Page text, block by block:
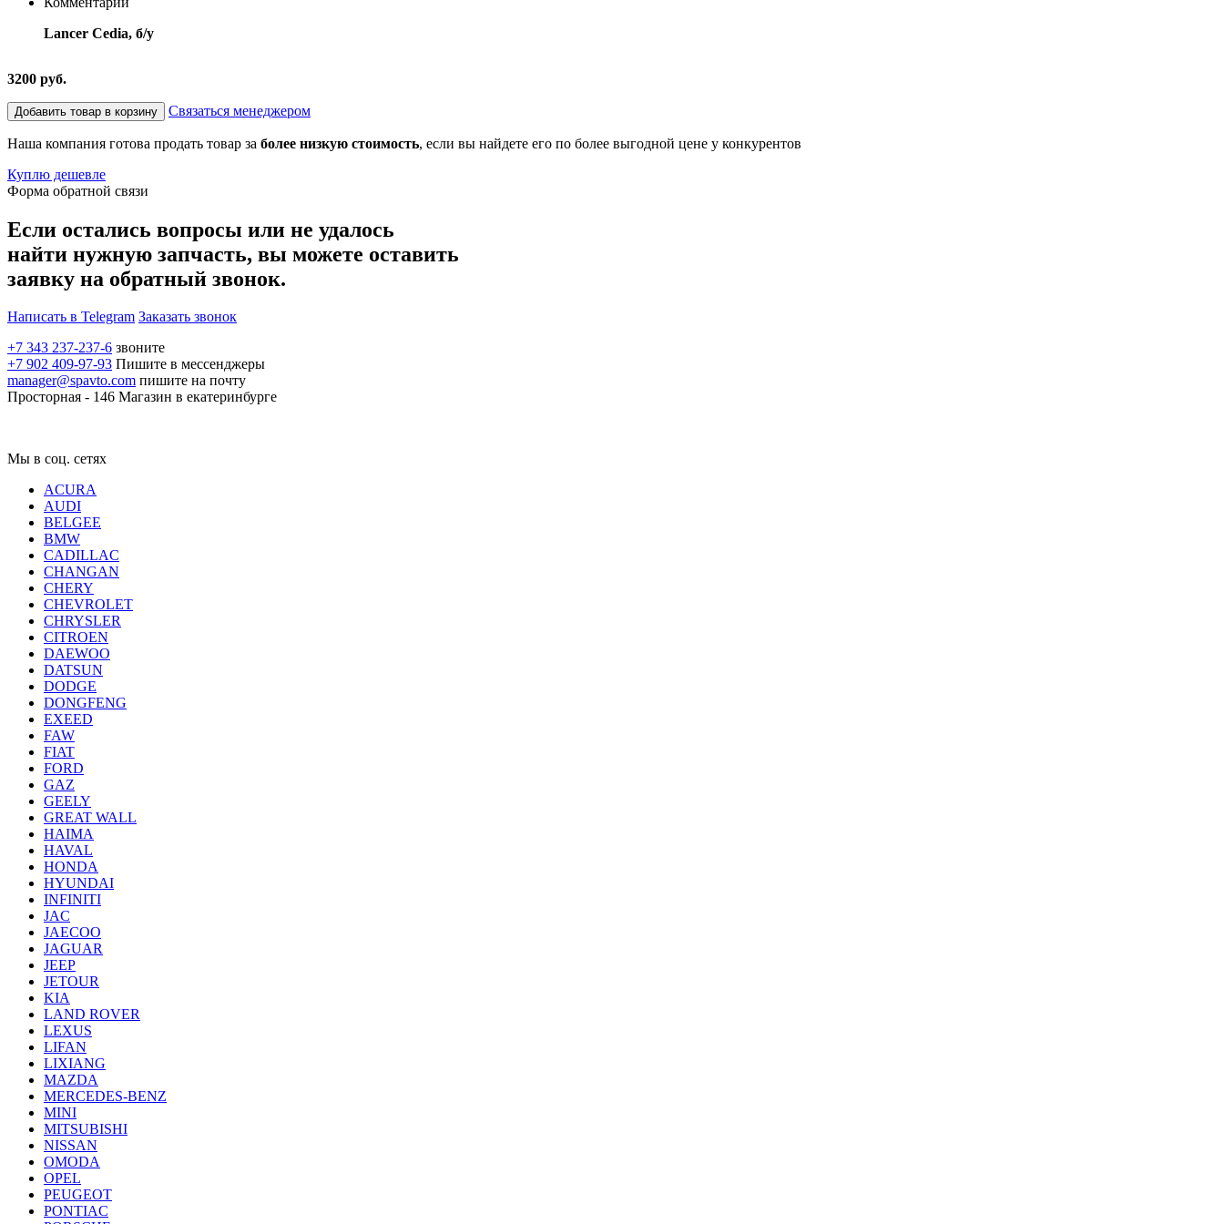
Lancer Cedia, б/у
3200 руб.
Добавить товар в корзину Связаться менеджером
Наша компания готова продать товар за более низкую стоимость, если вы найдете его по более выгодной цене у конкурентов
Куплю дешевле
Форма обратной связи
Если остались вопросы или не удалось
найти нужную запчасть, вы можете оставить
заявку на обратный звонок.
Написать в Telegram Заказать звонок
+7 343 237-237-6 звоните
+7 902 409-97-93 Пишите в мессенджеры
manager@spavto.com пишите на почту
Просторная - 146 Магазин в екатеринбурге
Мы в соц. сетях
ACURA
AUDI
BELGEE
BMW
CADILLAC
CHANGAN
CHERY
CHEVROLET
CHRYSLER
CITROEN
DAEWOO
DATSUN
DODGE
DONGFENG
EXEED
FAW
FIAT
FORD
GAZ
GEELY
GREAT WALL
HAIMA
HAVAL
HONDA
HYUNDAI
INFINITI
JAC
JAECOO
JAGUAR
JEEP
JETOUR
KIA
LAND ROVER
LEXUS
LIFAN
LIXIANG
MAZDA
MERCEDES-BENZ
MINI
MITSUBISHI
NISSAN
OMODA
OPEL
PEUGEOT
PONTIAC